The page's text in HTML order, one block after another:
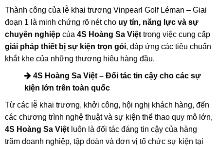
Thành công của lễ khai trương Vinpearl Golf Léman – Giai
đoạn 1 là minh chứng rõ nét cho uy tín, năng lực và sự
chuyên nghiệp của 4S Hoàng Sa Việt trong việc cung cấp
giải pháp thiết bị sự kiện trọn gói, đáp ứng các tiêu chuẩn
khắt khe của những thương hiệu hàng đầu.
4S Hoàng Sa Việt – Đối tác tin cậy cho các sự
kiện lớn trên toàn quốc
Từ các lễ khai trương, khởi công, hội nghị khách hàng, đến
các chương trình nghệ thuật và sự kiện thể thao quy mô lớn,
4S Hoàng Sa Việt luôn là đối tác đáng tin cậy của hàng
trăm doanh nghiệp, tập đoàn và đơn vị tổ chức sự kiện tại